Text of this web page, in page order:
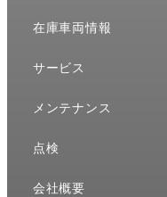
在庫車両情報
サービス
メンテナンス
点検
会社概要